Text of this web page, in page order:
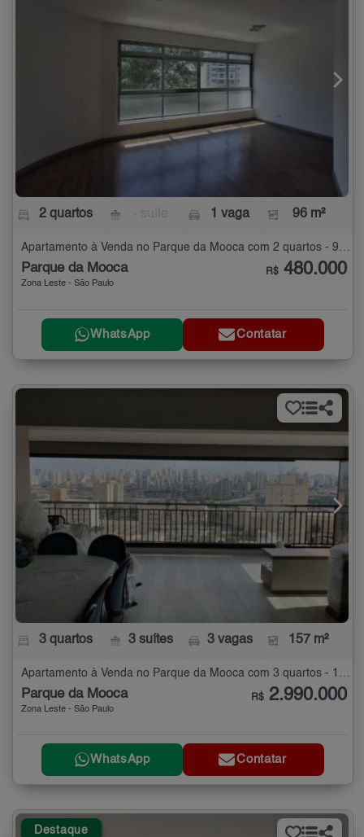
2 quartos 1 vaga 96 m²
Apartamento à Venda no Parque da Mooca com 2 quartos - 96 m²
Parque da Mooca
Zona Leste - São Paulo
R$ 480.000
WhatsApp Contatar
3 quartos 3 suítes 3 vagas 157 m²
Parque da Mooca
Zona Leste - São Paulo
R$ 2.990.000
WhatsApp Contatar
Destaque